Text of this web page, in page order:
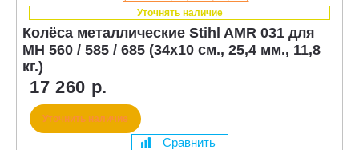
Уточнять наличие
Колёса металлические Stihl AMR 031 для
MH 560 / 585 / 685 (34х10 см., 25,4 мм., 11,8
кг.)
17 260 р.
Уточнить наличие
Сравнить